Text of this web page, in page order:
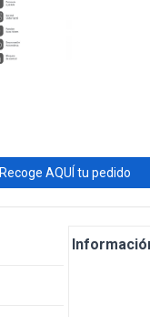
Recoge AQUÍ tu pedido